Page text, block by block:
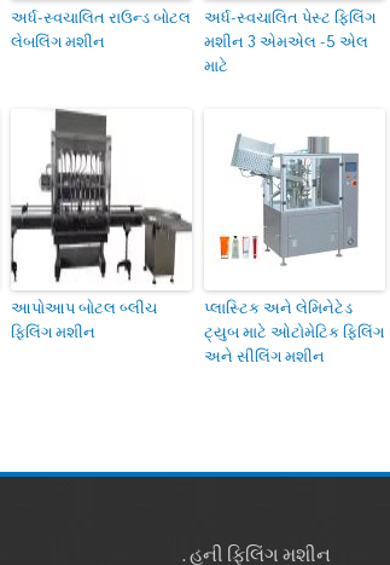
અર્ધ-સ્વચાલિત રાઉન્ડ બોટલ
લેબલિંગ મશીન
અર્ધ-સ્વચાલિત પેસ્ટ ફિલિંગ
મશીન 3 એમએલ -5 એલ
માટે
આપોઆપ બોટલ બ્લીચ
ફિલિંગ મશીન
પ્લાસ્ટિક અને લેમિનેટેડ
ટ્યુબ માટે ઓટોમેટિક ફિલિંગ
અને સીલિંગ મશીન
. હની ફિલિંગ મશીન